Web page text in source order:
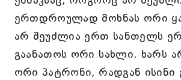
ერთდროულად მოხნას ორი
არ შეუძლია ერთ სანთელს
გაანათოს ორი სახლი. ხარს
ორი პატრონი, რადგან ისინი